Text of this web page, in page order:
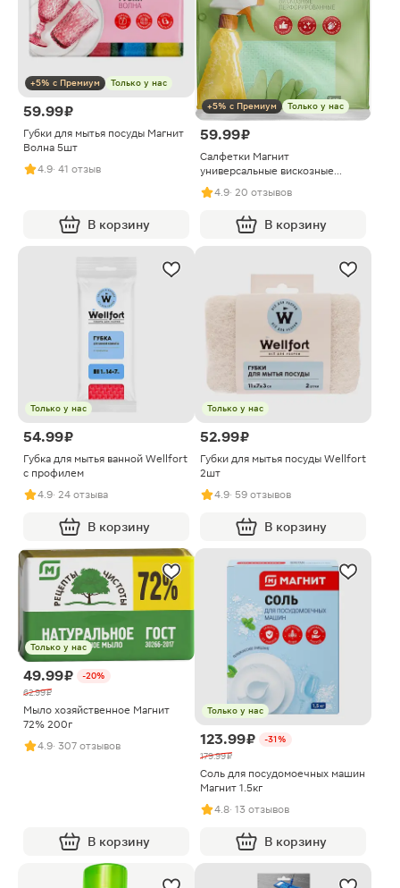
+5% с Премиум Только у нас
59.99 ₽
Губки для мытья посуды Магнит
Волна 5шт
4.9· 41 отзыв
В корзину
+5% с Премиум Только у нас
59.99 ₽
Салфетки Магнит
универсальные вискозные
перфорированные 34*38см 3шт
4.9· 20 отзывов
В корзину
Только у нас
54.99 ₽
Губка для мытья ванной Wellfort
с профилем
4.9· 24 отзыва
В корзину
Только у нас
52.99 ₽
Губки для мытья посуды Wellfort
2шт
4.9· 59 отзывов
В корзину
Только у нас
49.99 ₽
-20%
62.99 ₽
Мыло хозяйственное Магнит
72% 200г
4.9· 307 отзывов
В корзину
Только у нас
123.99 ₽
-31%
179.99 ₽
Соль для посудомоечных машин
Магнит 1.5кг
4.8· 13 отзывов
В корзину